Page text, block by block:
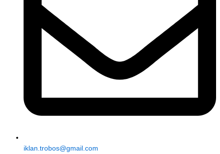
iklan.trobos@gmail.com